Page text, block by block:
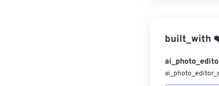
built_with